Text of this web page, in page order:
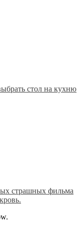
стол на кухню
страшных фильма